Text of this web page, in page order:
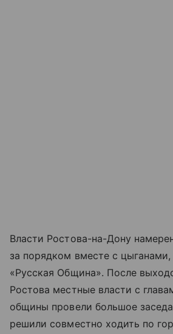
Власти Ростова-на-Дону
за порядком вместе с цыганами,
«Русская Община». После
Ростова местные власти с
общины провели большое
решили совместно ходить по